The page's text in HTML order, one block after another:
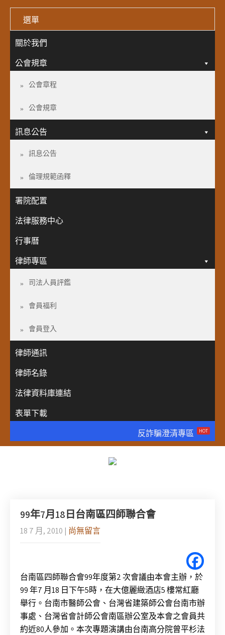
選單
關於我們
公會規章
公會章程
公會規章
訊息公告
訊息公告
倫理規範函釋
署院配置
法律服務中心
行事曆
律師專區
司法人員評鑑
會員福利
會員登入
律師通訊
律師名錄
法律資料庫連結
表單下載
反詐騙澄清專區
HOT
99年7月18日台南區四師聯合會
18 7 月, 2010 | 尚無留言
台南區四師聯合會99年度第2 次會議由本會主辦，於
99 年7 月18 日下午5時，在大億麗緻酒店5 樓常紅廳
舉行。台南市醫師公會、台灣省建築師公會台南市辦
事處、台灣省會計師公會南區辦公室及本會之會員共
約近80人參加。本次專題演講由台南高分院曾平杉法